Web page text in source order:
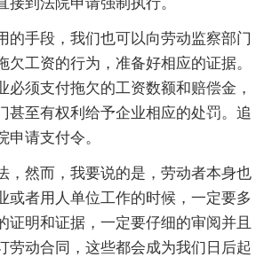
的手段，我们也可以向劳动监察部门
欠工资的行为，准备好相应的证据。
必须支付拖欠的工资数额和赔偿金，
甚至有权利给予企业相应的处罚。追
申请支付令。
，然而，我要说的是，劳动者本身也
或者用人单位工作的时候，一定要多
证明和证据，一定要仔细的审阅并且
劳动合同，这些都会成为我们日后起